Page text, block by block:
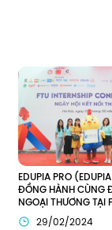
EDUPIA PRO
ĐỒNG HÀNH CÙNG
NGOẠI THƯƠNG TẠI
INTERNSHIP
29/02/2024